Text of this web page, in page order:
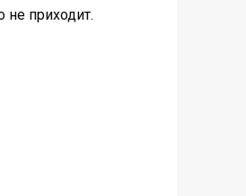
не приходит.